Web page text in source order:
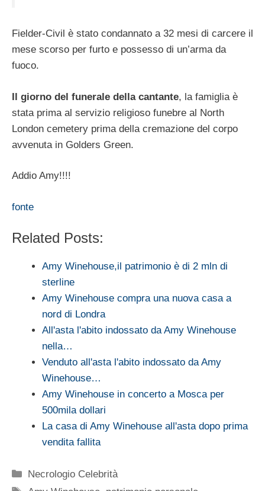
Fielder-Civil è stato condannato a 32 mesi di carcere il
mese scorso per furto e possesso di un’arma da
fuoco.
Il giorno del funerale della cantante, la famiglia è
stata prima al servizio religioso funebre al North
London cemetery prima della cremazione del corpo
avvenuta in Golders Green.
Addio Amy!!!!
fonte
Related Posts:
Amy Winehouse,il patrimonio è di 2 mln di
sterline
Amy Winehouse compra una nuova casa a
nord di Londra
All'asta l'abito indossato da Amy Winehouse
nella…
Venduto all'asta l'abito indossato da Amy
Winehouse…
Amy Winehouse in concerto a Mosca per
500mila dollari
La casa di Amy Winehouse all'asta dopo prima
vendita fallita
Categorie
Necrologio Celebrità